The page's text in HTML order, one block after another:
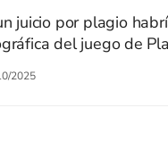
juicio por plagio
del juego de
2025